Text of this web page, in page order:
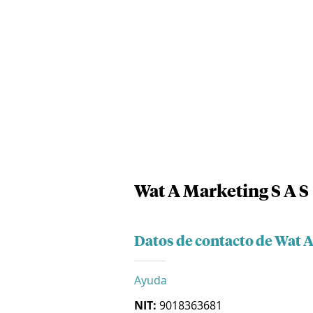
Wat A Marketing S A S
Datos de contacto de Wat
Ayuda
NIT: 9018363681